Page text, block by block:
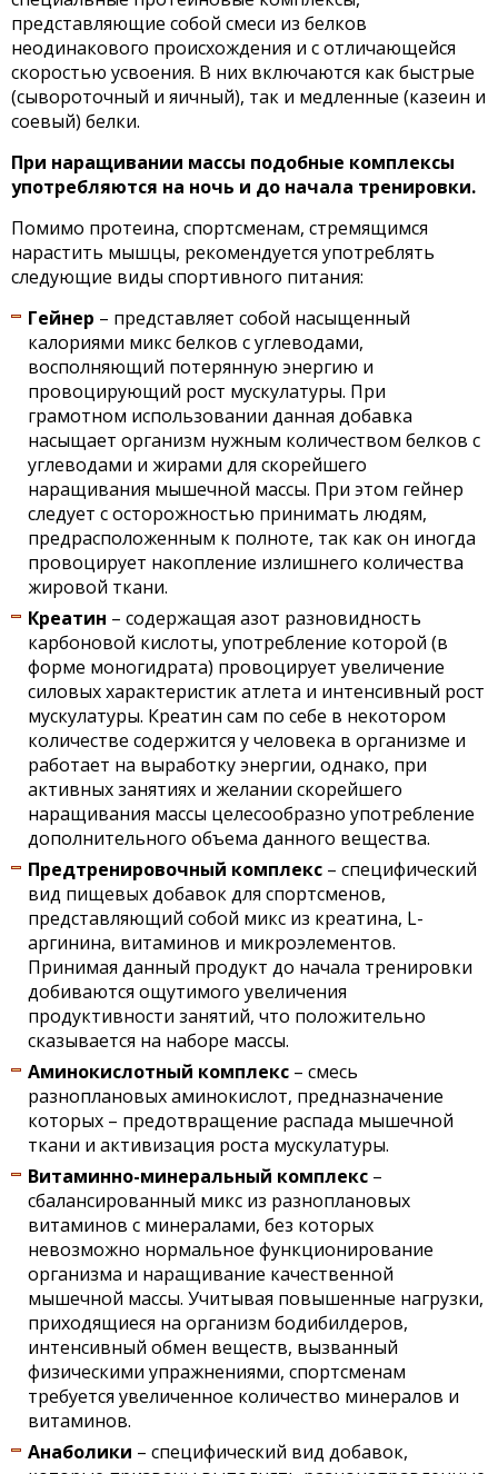
представляющие собой смеси из белков
неодинакового происхождения и с отличающейся
скоростью усвоения. В них включаются как быстрые
(сывороточный и яичный), так и медленные (казеин и
соевый) белки.
При наращивании массы подобные комплексы
употребляются на ночь и до начала тренировки.
Помимо протеина, спортсменам, стремящимся
нарастить мышцы, рекомендуется употреблять
следующие виды спортивного питания:
Гейнер – представляет собой насыщенный
калориями микс белков с углеводами,
восполняющий потерянную энергию и
провоцирующий рост мускулатуры. При
грамотном использовании данная добавка
насыщает организм нужным количеством белков с
углеводами и жирами для скорейшего
наращивания мышечной массы. При этом гейнер
следует с осторожностью принимать людям,
предрасположенным к полноте, так как он иногда
провоцирует накопление излишнего количества
жировой ткани.
Креатин – содержащая азот разновидность
карбоновой кислоты, употребление которой (в
форме моногидрата) провоцирует увеличение
силовых характеристик атлета и интенсивный рост
мускулатуры. Креатин сам по себе в некотором
количестве содержится у человека в организме и
работает на выработку энергии, однако, при
активных занятиях и желании скорейшего
наращивания массы целесообразно употребление
дополнительного объема данного вещества.
Предтренировочный комплекс – специфический
вид пищевых добавок для спортсменов,
представляющий собой микс из креатина, L-
аргинина, витаминов и микроэлементов.
Принимая данный продукт до начала тренировки
добиваются ощутимого увеличения
продуктивности занятий, что положительно
сказывается на наборе массы.
Аминокислотный комплекс – смесь
разноплановых аминокислот, предназначение
которых – предотвращение распада мышечной
ткани и активизация роста мускулатуры.
Витаминно-минеральный комплекс –
сбалансированный микс из разноплановых
витаминов с минералами, без которых
невозможно нормальное функционирование
организма и наращивание качественной
мышечной массы. Учитывая повышенные нагрузки,
приходящиеся на организм бодибилдеров,
интенсивный обмен веществ, вызванный
физическими упражнениями, спортсменам
требуется увеличенное количество минералов и
витаминов.
Анаболики – специфический вид добавок,